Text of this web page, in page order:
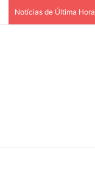
Notícias de Última Hora